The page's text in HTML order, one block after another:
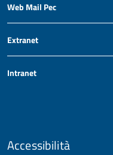
Web Mail Pec
Extranet
Intranet
Accessibilità